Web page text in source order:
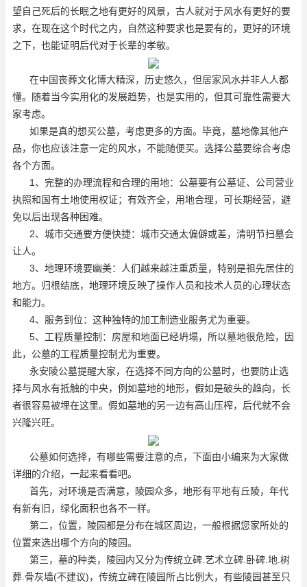
望自己死后的长眠之地有更好的风景，古人就对于风水有更好的要
求，在现在这个时代之内，自然这种要求也是要有的，更好的环境
之下，也能证明后代对于长辈的孝敬。
在中国丧葬文化博大精深，历史悠久，但居家风水并非人人都
懂。随着当今实用化的发展趋势，也是实用的，但其可靠性需要大
家考虑。
如果是真的想买公墓，考虑更多的方面。毕竟，墓地像其他产
品，你也应该注意一定的风水，不能随便买。选择公墓要综合考虑
各个方面。
1、完整的办理流程和合理的用地：公墓要有公墓证、公司营业
执照和国有土地使用权证；有效齐全，用地合理，可长期经营，避
免以后出现各种困难。
2、城市交通要方便快捷：城市交通太偏僻或差，清明节扫墓会
让人。
3、地理环境要幽美：人们越来越注重质量，特别是祖先居住的
地方。归根结底，地理环境反映了操作人员和技术人员的心理状态
和能力。
4、服务到位：这种独特的加工制造业服务尤为重要。
5、工程质量控制：房屋和地面已经坍塌，所以墓地很危险，因
此，公墓的工程质量控制尤为重要。
永安陵公墓提醒大家，在选择不同方向的公墓时，也要防止选
择与风水有抵触的中央，例如墓地的地形，假如是破头的趋向，长
者很容易被埋在这里。假如墓地的另一边有高山压榨，后代就不会
兴隆兴旺。
公墓如何选择，有哪些需要注意的点，下面由小编来为大家做
详细的介绍，一起来看看吧。
首先，对环境是否满意，陵园众多，地形有平地有丘陵，年代
有新有旧，绿化面积也各不一样。
第二，位置，陵园都是分布在城区周边，一般根据您家所处的
位置来选出哪个方向的陵园。
第三，墓的种类，陵园内又分为传统立碑.艺术立碑.卧碑.地.树
葬.骨灰墙(不建议)，传统立碑在陵园所占比例大，有些陵园甚至只